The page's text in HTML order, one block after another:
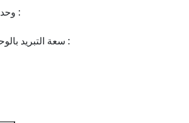
وحدة خارجية مقاومة للصدأ :
سعة التبريد بالوحدة الحرارية في الساعة :